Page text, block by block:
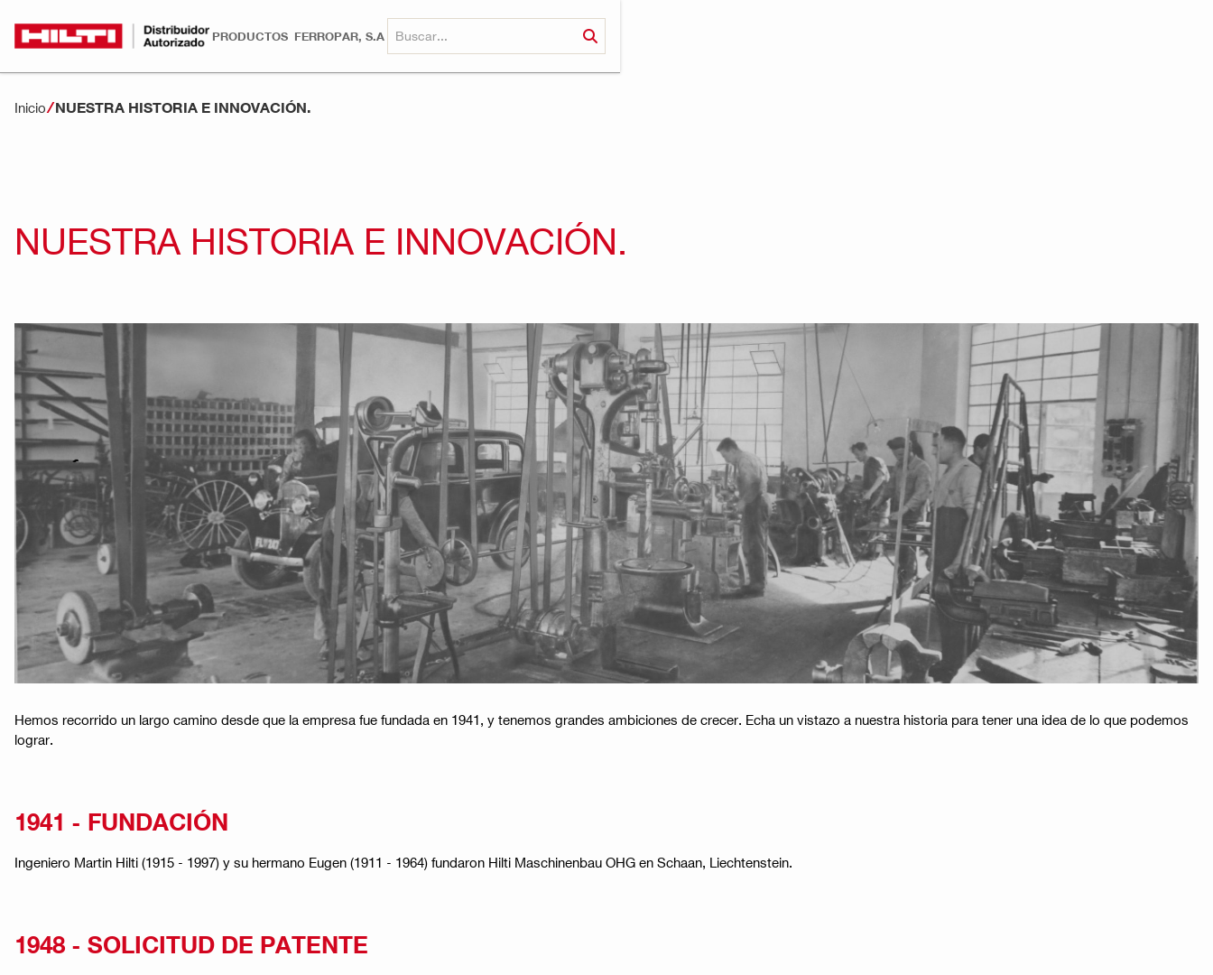
PRODUCTOS FERROPAR, S.A
Inicio NUESTRA HISTORIA E INNOVACIÓN.
NUESTRA HISTORIA E INNOVACIÓN.
Hemos recorrido un largo camino desde que la empresa fue fundada en 1941, y tenemos grandes ambiciones de crecer. Echa un vistazo a nuestra historia para tener una idea de lo que podemos
lograr.
1941 - FUNDACIÓN
Ingeniero Martin Hilti (1915 - 1997) y su hermano Eugen (1911 - 1964) fundaron Hilti Maschinenbau OHG en Schaan, Liechtenstein.
1948 - SOLICITUD DE PATENTE